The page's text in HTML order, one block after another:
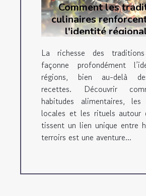
Comment les
culinaires
l'identité
La richesse des
façonne profondément
régions, bien au-delà
recettes. Découvrir
habitudes alimentaires, les
locales et les rituels autour
tissent un lien unique entre
terroirs est une aventure...